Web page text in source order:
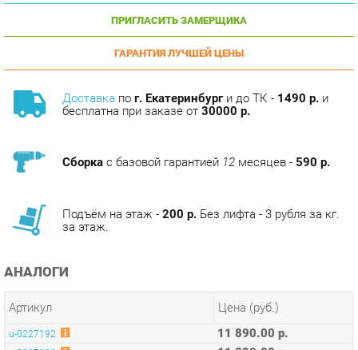
ГАРАНТИЯ ЛУЧШЕЙ ЦЕНЫ
пог. Екатеринбурги до ТК -
бесплатна при заказе от30000 р.
с базовой гарантией месяцев -
Подъём на этаж -200 р.Без лифта - 3 рубля за кг.
АНАЛОГИ
u-0227193 11 890.00 р.
u-0227233 11 890.00 р.